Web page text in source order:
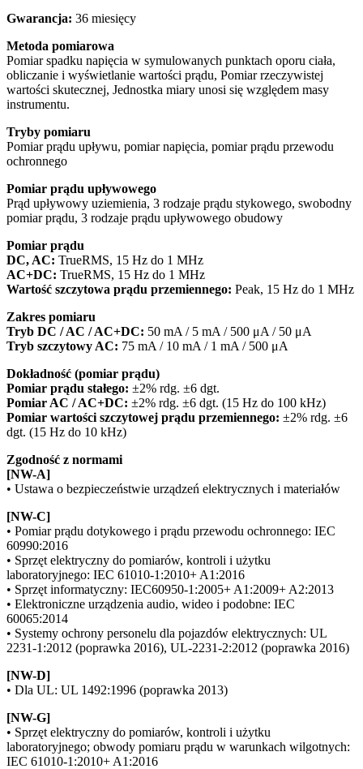
Gwarancja: 36 miesięcy
Metoda pomiarowa
Pomiar spadku napięcia w symulowanych punktach oporu ciała,
obliczanie i wyświetlanie wartości prądu, Pomiar rzeczywistej
wartości skutecznej, Jednostka miary unosi się względem masy
instrumentu.
Tryby pomiaru
Pomiar prądu upływu, pomiar napięcia, pomiar prądu przewodu
ochronnego
Pomiar prądu upływowego
Prąd upływowy uziemienia, 3 rodzaje prądu stykowego, swobodny
pomiar prądu, 3 rodzaje prądu upływowego obudowy
Pomiar prądu
DC, AC: TrueRMS, 15 Hz do 1 MHz
AC+DC: TrueRMS, 15 Hz do 1 MHz
Wartość szczytowa prądu przemiennego: Peak, 15 Hz do 1 MHz
Zakres pomiaru
Tryb DC / AC / AC+DC: 50 mA / 5 mA / 500 μA / 50 μA
Tryb szczytowy AC: 75 mA / 10 mA / 1 mA / 500 μA
Dokładność (pomiar prądu)
Pomiar prądu stałego: ±2% rdg. ±6 dgt.
Pomiar AC / AC+DC: ±2% rdg. ±6 dgt. (15 Hz do 100 kHz)
Pomiar wartości szczytowej prądu przemiennego: ±2% rdg. ±6
dgt. (15 Hz do 10 kHz)
Zgodność z normami
[NW-A]
• Ustawa o bezpieczeństwie urządzeń elektrycznych i materiałów
[NW-C]
• Pomiar prądu dotykowego i prądu przewodu ochronnego: IEC
60990:2016
• Sprzęt elektryczny do pomiarów, kontroli i użytku
laboratoryjnego: IEC 61010-1:2010+ A1:2016
• Sprzęt informatyczny: IEC60950-1:2005+ A1:2009+ A2:2013
• Elektroniczne urządzenia audio, wideo i podobne: IEC
60065:2014
• Systemy ochrony personelu dla pojazdów elektrycznych: UL
2231-1:2012 (poprawka 2016), UL-2231-2:2012 (poprawka 2016)
[NW-D]
• Dla UL: UL 1492:1996 (poprawka 2013)
[NW-G]
• Sprzęt elektryczny do pomiarów, kontroli i użytku
laboratoryjnego; obwody pomiaru prądu w warunkach wilgotnych:
IEC 61010-1:2010+ A1:2016